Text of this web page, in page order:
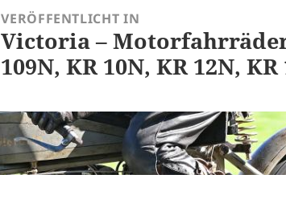
VERÖFFENTLICHT IN
Victoria – Motorfahrräder
109N, KR 10N, KR 12N,